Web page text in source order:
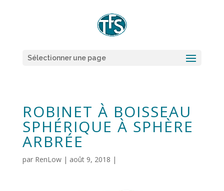
Sélectionner une page
ROBINET À BOISSEAU
SPHÉRIQUE À SPHÈRE
ARBRÉE
par RenLow| août 9, 2018 |